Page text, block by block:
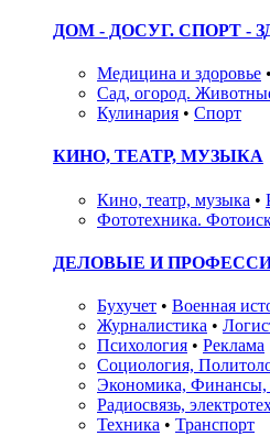
ДОМ - ДОСУГ. СПОРТ -
Медицина и здоровье •
Сад, огород.
Кулинария • Спорт
КИНО, ТЕАТР, МУЗЫКА
Кино, театр, музыка •
Фототехника.
ДЕЛОВЫЕ И
Бухучет • Военная
Журналистика •
Психология • Реклама
Социология,
Экономика, Финансы,
Радиосвязь,
Техника • Транспорт